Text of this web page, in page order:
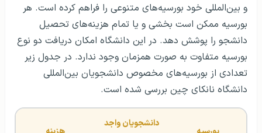
و بین‌المللی خود بورسیه‌های متنوعی را فراهم کرده است. هر
بورسیه ممکن است بخشی و یا تمام هزینه‌های تحصیل
دانشجو را پوشش دهد. در این دانشگاه امکان دریافت دو نوع
بورسیه متفاوت به صورت همزمان وجود ندارد. در جدول زیر
تعدادی از بورسیه‌های مخصوص دانشجویان بین‌المللی
دانشگاه نانکای چین بررسی شده است.